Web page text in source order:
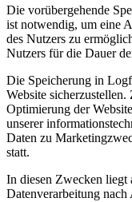
Die vorübergehende
ist notwendig, um eine
des Nutzers zu
Nutzers für die Dauer
Die Speicherung in
Website
Optimierung der
unserer
Daten zu
statt.
In diesen Zwecken liegt
Datenverarbeitung